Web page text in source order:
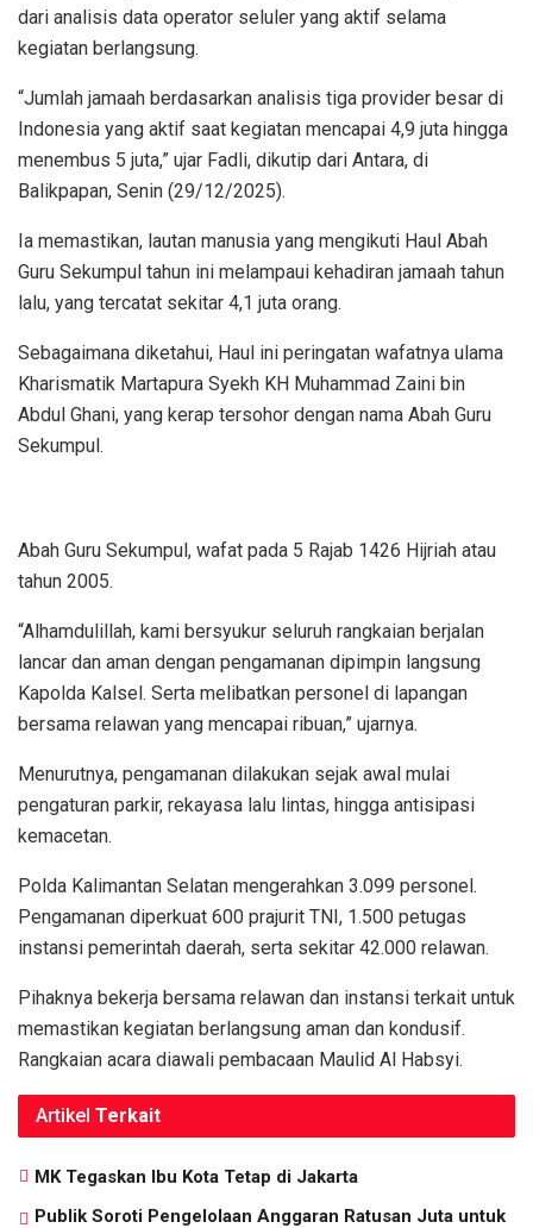
dari analisis data operator seluler yang aktif selama
kegiatan berlangsung.
“Jumlah jamaah berdasarkan analisis tiga provider besar di
Indonesia yang aktif saat kegiatan mencapai 4,9 juta hingga
menembus 5 juta,” ujar Fadli, dikutip dari Antara, di
Balikpapan, Senin (29/12/2025).
Ia memastikan, lautan manusia yang mengikuti Haul Abah
Guru Sekumpul tahun ini melampaui kehadiran jamaah tahun
lalu, yang tercatat sekitar 4,1 juta orang.
Sebagaimana diketahui, Haul ini peringatan wafatnya ulama
Kharismatik Martapura Syekh KH Muhammad Zaini bin
Abdul Ghani, yang kerap tersohor dengan nama Abah Guru
Sekumpul.
Abah Guru Sekumpul, wafat pada 5 Rajab 1426 Hijriah atau
tahun 2005.
“Alhamdulillah, kami bersyukur seluruh rangkaian berjalan
lancar dan aman dengan pengamanan dipimpin langsung
Kapolda Kalsel. Serta melibatkan personel di lapangan
bersama relawan yang mencapai ribuan,” ujarnya.
Menurutnya, pengamanan dilakukan sejak awal mulai
pengaturan parkir, rekayasa lalu lintas, hingga antisipasi
kemacetan.
Polda Kalimantan Selatan mengerahkan 3.099 personel.
Pengamanan diperkuat 600 prajurit TNI, 1.500 petugas
instansi pemerintah daerah, serta sekitar 42.000 relawan.
Pihaknya bekerja bersama relawan dan instansi terkait untuk
memastikan kegiatan berlangsung aman dan kondusif.
Rangkaian acara diawali pembacaan Maulid Al Habsyi.
Artikel Terkait
MK Tegaskan Ibu Kota Tetap di Jakarta
Publik Soroti Pengelolaan Anggaran Ratusan Juta untuk